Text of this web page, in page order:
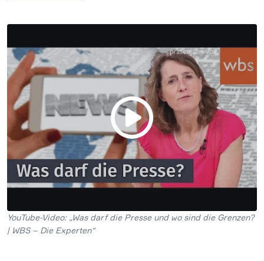
YouTube-Video: „Was darf die Presse und wo sind die Grenzen?
| WBS – Die Experten“